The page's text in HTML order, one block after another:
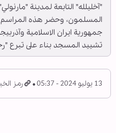
"آخليلله" التابعة لمدينة
المسلمون، وحضر هذه
جمهورية ايران الاسلامية
تشييد المسجد بناء على تبرع
13 يوليو 2024 - 05:37 رمز الخبر: